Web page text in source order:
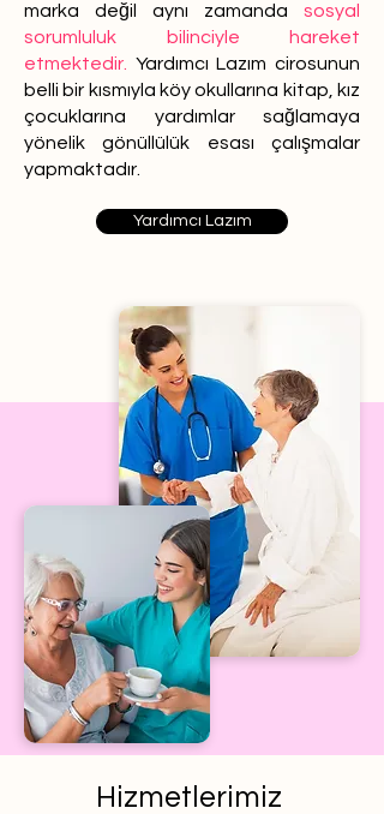
marka değil aynı zamanda sosyal
sorumluluk bilinciyle hareket
etmektedir.
Yardımcı Lazım cirosunun
belli bir kısmıyla köy okullarına kitap, kız
çocuklarına yardımlar sağlamaya
yönelik gönüllülük esası çalışmalar
yapmaktadır.
Yardımcı Lazım
Hizmetlerimiz